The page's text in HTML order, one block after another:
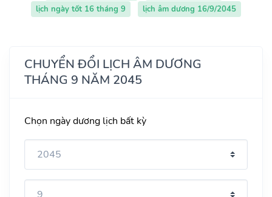
lịch ngày tốt 16 tháng 9
lịch âm dương 16/9/2045
CHUYỂN ĐỔI LỊCH ÂM DƯƠNG
THÁNG 9 NĂM 2045
Chọn ngày dương lịch bất kỳ